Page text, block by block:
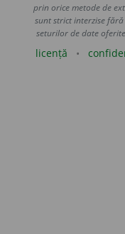
prin orice metode de
sunt strict interzise
seturilor de date
licență